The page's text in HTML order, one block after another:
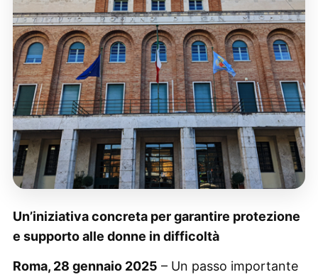
Un’iniziativa concreta per garantire protezione
e supporto alle donne in difficoltà
Roma, 28 gennaio 2025 – Un passo importante